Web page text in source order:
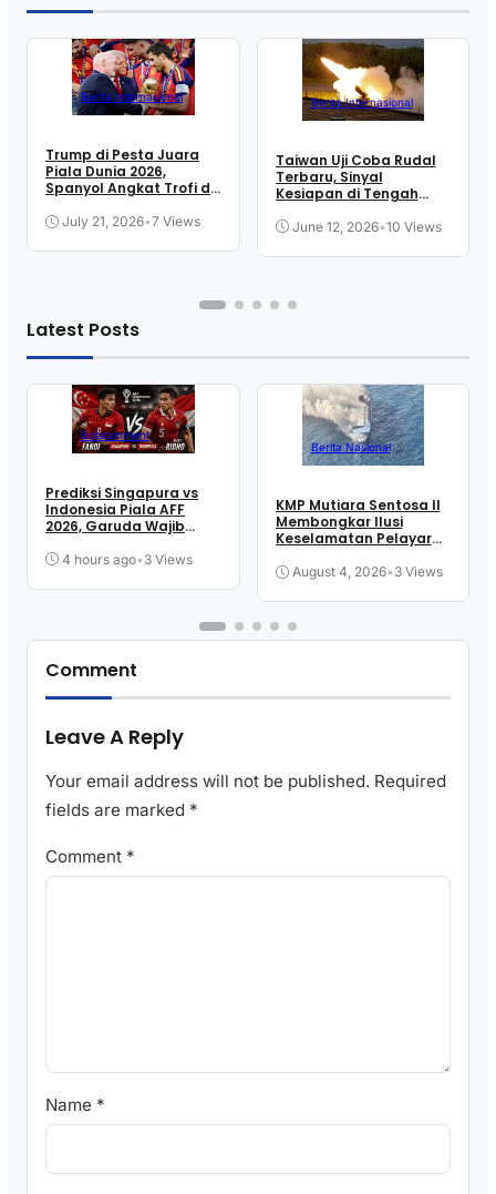
Berita Internasional
Trump di Pesta Juara
Piala Dunia 2026,
Spanyol Angkat Trofi di
July 21, 2026•7 Views
Berita Internasional
Taiwan Uji Coba Rudal
Terbaru, Sinyal
Kesiapan di Tengah
June 12, 2026•10 Views
Latest Posts
Bolatainment
Prediksi Singapura vs
Indonesia Piala AFF
2026, Garuda Wajib
4 hours ago• 3 Views
Berita Nasional
KMP Mutiara Sentosa II
Membongkar Ilusi
Keselamatan Pelayaran
August 4, 2026• 3 Views
Comment
Leave A Reply
Your email address will not be published. Required
fields are marked *
Comment *
Name *